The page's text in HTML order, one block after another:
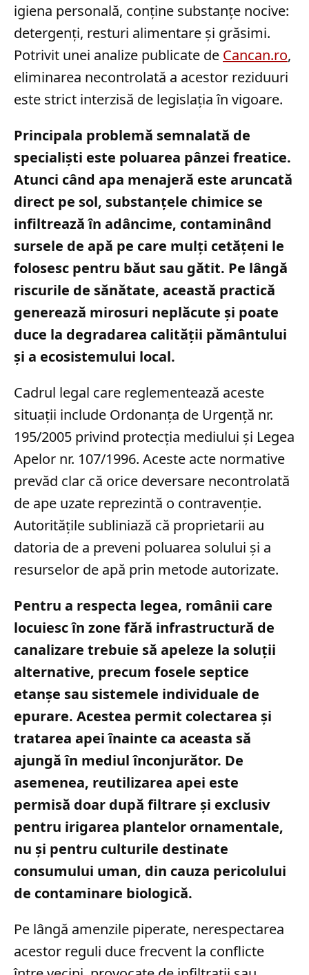
igiena personală, conține substanțe nocive:
detergenți, resturi alimentare și grăsimi.
Potrivit unei analize publicate de Cancan.ro,
eliminarea necontrolată a acestor reziduuri
este strict interzisă de legislația în vigoare.
Principala problemă semnalată de
specialiști este poluarea pânzei freatice.
Atunci când apa menajeră este aruncată
direct pe sol, substanțele chimice se
infiltrează în adâncime, contaminând
sursele de apă pe care mulți cetățeni le
folosesc pentru băut sau gătit. Pe lângă
riscurile de sănătate, această practică
generează mirosuri neplăcute și poate
duce la degradarea calității pământului
și a ecosistemului local.
Cadrul legal care reglementează aceste
situații include Ordonanța de Urgență nr.
195/2005 privind protecția mediului și Legea
Apelor nr. 107/1996. Aceste acte normative
prevăd clar că orice deversare necontrolată
de ape uzate reprezintă o contravenție.
Autoritățile subliniază că proprietarii au
datoria de a preveni poluarea solului și a
resurselor de apă prin metode autorizate.
Pentru a respecta legea, românii care
locuiesc în zone fără infrastructură de
canalizare trebuie să apeleze la soluții
alternative, precum fosele septice
etanșe sau sistemele individuale de
epurare. Acestea permit colectarea și
tratarea apei înainte ca aceasta să
ajungă în mediul înconjurător. De
asemenea, reutilizarea apei este
permisă doar după filtrare și exclusiv
pentru irigarea plantelor ornamentale,
nu și pentru culturile destinate
consumului uman, din cauza pericolului
de contaminare biologică.
Pe lângă amenzile piperate, nerespectarea
acestor reguli duce frecvent la conflicte